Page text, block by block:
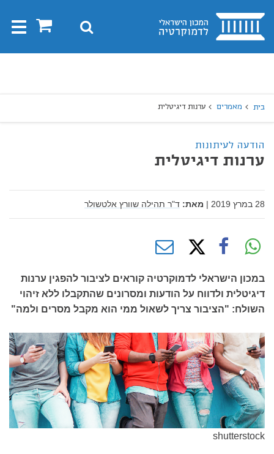
בית 0 חיפוש
בית מאמרים ערנות דיגיטלית
הודעה לעיתונות
ערנות דיגיטלית
28 במרץ 2019 | מאת: ד"ר תהילה שוורץ אלטשולר
במכון הישראלי לדמוקרטיה קוראים לציבור להפגין ערנות
דיגיטלית ולדווח על הודעות ומסרונים שהתקבלו ללא זיהוי
השולח: "הציבור צריך לשאול ממי הוא מקבל מסרים ולמה"
shutterstock